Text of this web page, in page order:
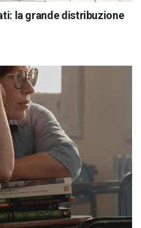
la grande distribuzione